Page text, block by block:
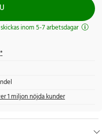
inom 5-7 arbetsdagar
1 miljon nöjda kunder